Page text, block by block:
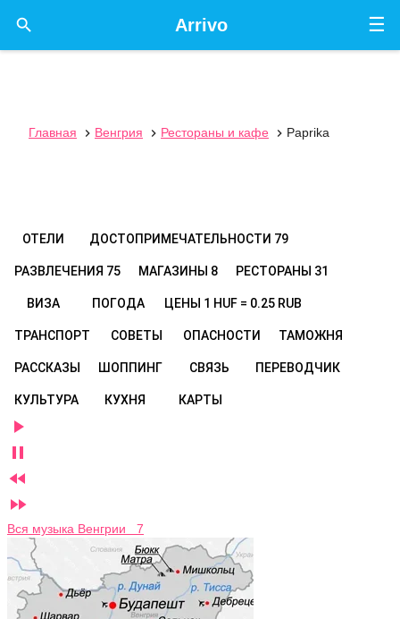
☰
Arrivo

Главная  Венгрия  Рестораны и кафе  Paprika
ОТЕЛИ ДОСТОПРИМЕЧАТЕЛЬНОСТИ 79
РАЗВЛЕЧЕНИЯ 75 МАГАЗИНЫ 8 РЕСТОРАНЫ 31
ВИЗА ПОГОДА ЦЕНЫ 1 HUF = 0.25 RUB
ТРАНСПОРТ СОВЕТЫ ОПАСНОСТИ ТАМОЖНЯ
РАССКАЗЫ ШОППИНГ СВЯЗЬ ПЕРЕВОДЧИК
КУЛЬТУРА КУХНЯ КАРТЫ




Вся музыка Венгрии 7